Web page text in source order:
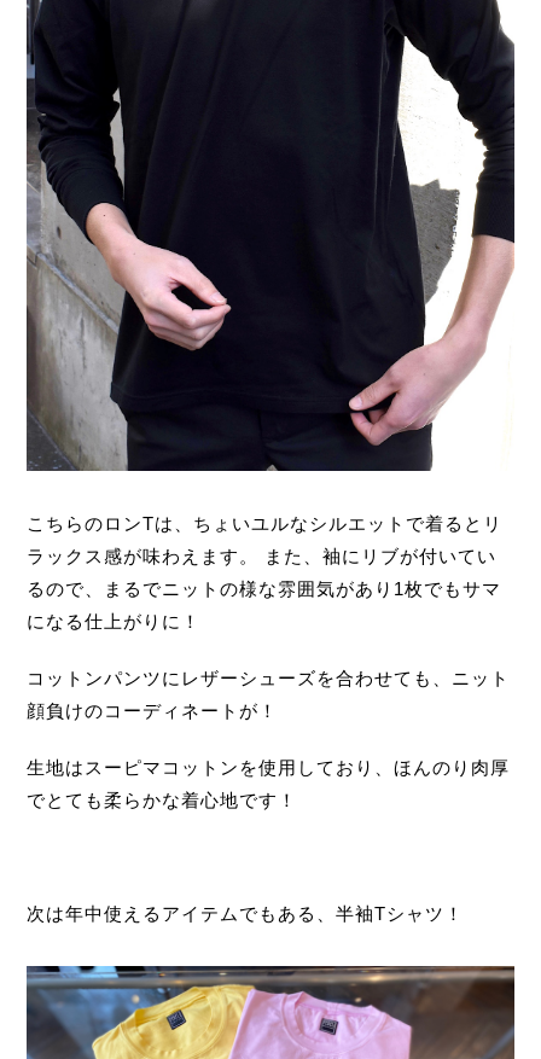
こちらのロンTは、ちょいユルなシルエットで着るとリ
ラックス感が味わえます。 また、袖にリブが付いてい
るので、まるでニットの様な雰囲気があり1枚でもサマ
になる仕上がりに！
コットンパンツにレザーシューズを合わせても、ニット
顔負けのコーディネートが！
生地はスーピマコットンを使用しており、ほんのり肉厚
でとても柔らかな着心地です！
次は年中使えるアイテムでもある、半袖Tシャツ！